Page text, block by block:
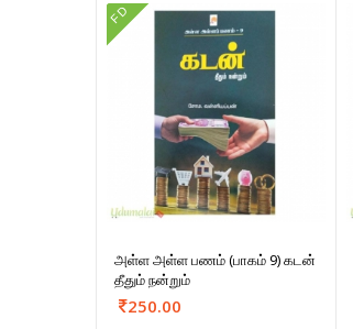
FD
அள்ள அள்ள பணம் (பாகம் 9) கடன்
தீதும் நன்றும்
250.00